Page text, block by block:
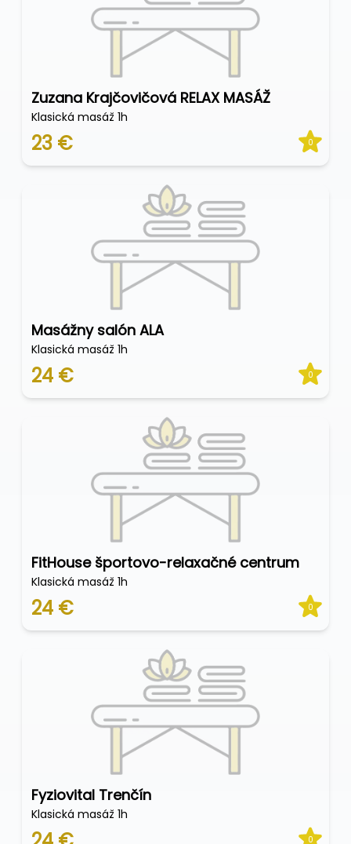
Zuzana Krajčovičová RELAX MASÁŽ
Klasická masáž 1h
23 € 0
Masážny salón ALA
Klasická masáž 1h
24 € 0
FitHouse športovo-relaxačné centrum
Klasická masáž 1h
24 € 0
Fyziovital Trenčín
Klasická masáž 1h
0